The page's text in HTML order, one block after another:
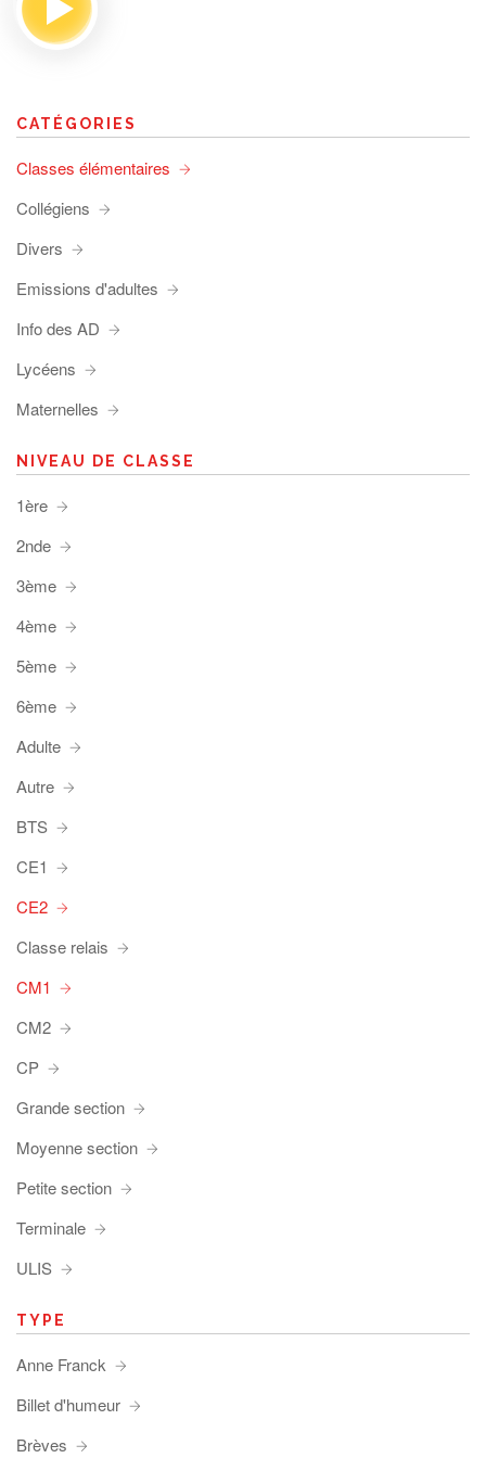
CATÉGORIES
Classes élémentaires
Collégiens
Divers
Emissions d'adultes
Info des AD
Lycéens
Maternelles
NIVEAU DE CLASSE
1ère
2nde
3ème
4ème
5ème
6ème
Adulte
Autre
BTS
CE1
CE2
Classe relais
CM1
CM2
CP
Grande section
Moyenne section
Petite section
Terminale
ULIS
TYPE
Anne Franck
Billet d'humeur
Brèves